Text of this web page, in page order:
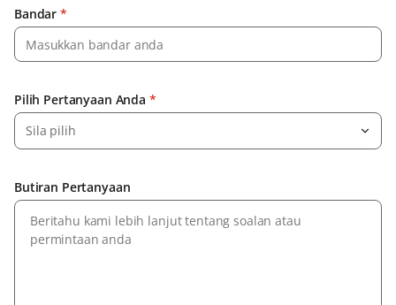
Bandar *
Pilih Pertanyaan Anda *
Sila pilih
Butiran Pertanyaan